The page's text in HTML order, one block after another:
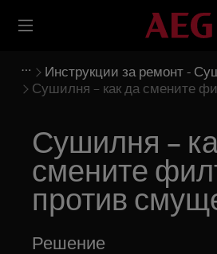
Инструкции за ремонт -
Сушилня – как да смените
Сушилня –
смените
против
Решение